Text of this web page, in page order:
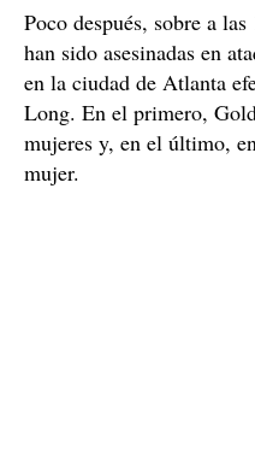
Poco después, sobre a
han sido asesinadas en
en la ciudad de Atlanta
Long. En el primero,
mujeres y, en el último,
mujer.